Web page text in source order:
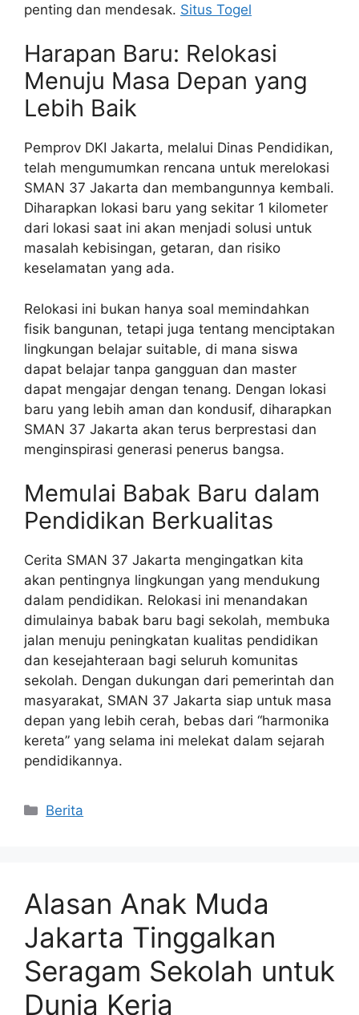
penting dan mendesak. Situs Togel
Harapan Baru: Relokasi
Menuju Masa Depan yang
Lebih Baik
Pemprov DKI Jakarta, melalui Dinas Pendidikan,
telah mengumumkan rencana untuk merelokasi
SMAN 37 Jakarta dan membangunnya kembali.
Diharapkan lokasi baru yang sekitar 1 kilometer
dari lokasi saat ini akan menjadi solusi untuk
masalah kebisingan, getaran, dan risiko
keselamatan yang ada.
Relokasi ini bukan hanya soal memindahkan
fisik bangunan, tetapi juga tentang menciptakan
lingkungan belajar suitable, di mana siswa
dapat belajar tanpa gangguan dan master
dapat mengajar dengan tenang. Dengan lokasi
baru yang lebih aman dan kondusif, diharapkan
SMAN 37 Jakarta akan terus berprestasi dan
menginspirasi generasi penerus bangsa.
Memulai Babak Baru dalam
Pendidikan Berkualitas
Cerita SMAN 37 Jakarta mengingatkan kita
akan pentingnya lingkungan yang mendukung
dalam pendidikan. Relokasi ini menandakan
dimulainya babak baru bagi sekolah, membuka
jalan menuju peningkatan kualitas pendidikan
dan kesejahteraan bagi seluruh komunitas
sekolah. Dengan dukungan dari pemerintah dan
masyarakat, SMAN 37 Jakarta siap untuk masa
depan yang lebih cerah, bebas dari “harmonika
kereta” yang selama ini melekat dalam sejarah
pendidikannya.
Kategori
Berita
Alasan Anak Muda
Jakarta Tinggalkan
Seragam Sekolah untuk
Dunia Kerja